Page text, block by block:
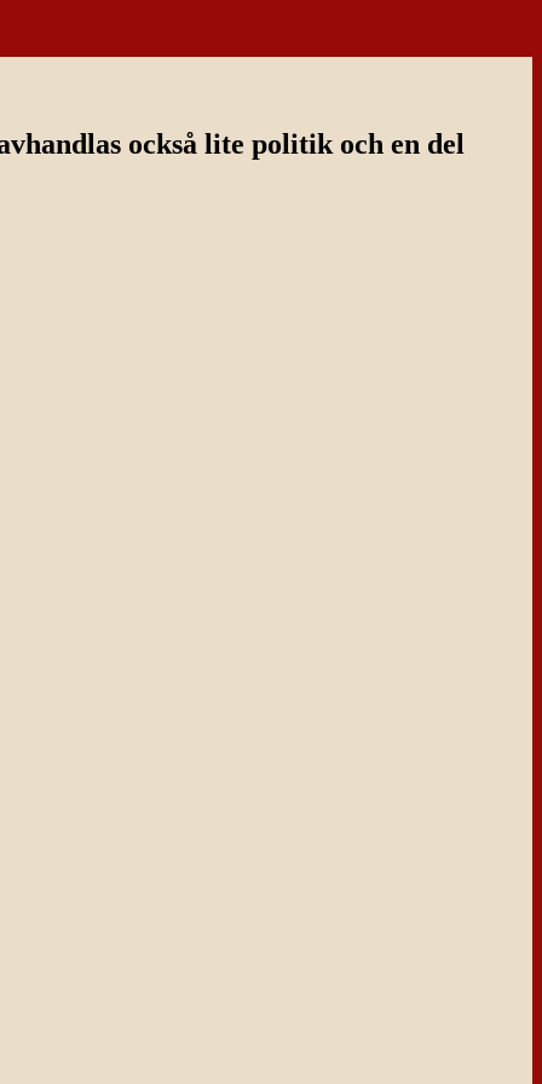
också lite politik och en del